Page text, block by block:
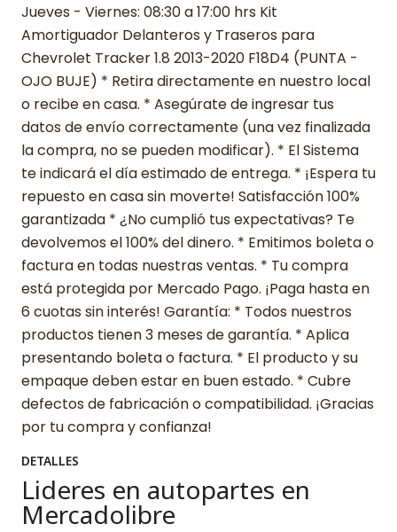
Jueves - Viernes: 08:30 a 17:00 hrs Kit
Amortiguador Delanteros y Traseros para
Chevrolet Tracker 1.8 2013-2020 F18D4 (PUNTA -
OJO BUJE) * Retira directamente en nuestro local
o recibe en casa. * Asegúrate de ingresar tus
datos de envío correctamente (una vez finalizada
la compra, no se pueden modificar). * El Sistema
te indicará el día estimado de entrega. * ¡Espera tu
repuesto en casa sin moverte! Satisfacción 100%
garantizada * ¿No cumplió tus expectativas? Te
devolvemos el 100% del dinero. * Emitimos boleta o
factura en todas nuestras ventas. * Tu compra
está protegida por Mercado Pago. ¡Paga hasta en
6 cuotas sin interés! Garantía: * Todos nuestros
productos tienen 3 meses de garantía. * Aplica
presentando boleta o factura. * El producto y su
empaque deben estar en buen estado. * Cubre
defectos de fabricación o compatibilidad. ¡Gracias
por tu compra y confianza!
DETALLES
Lideres en autopartes en
Mercadolibre